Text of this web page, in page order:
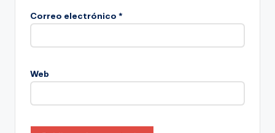
Correo electrónico *
Web